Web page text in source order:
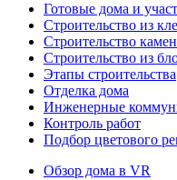
Готовые дома и
Строительство из
Строительство
Строительство из
Этапы строительства
Отделка дома
Инженерные
Контроль работ
Подбор цветового
Обзор дома в VR